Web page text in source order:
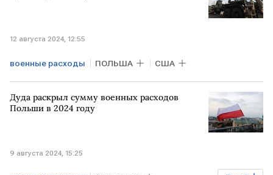
12 августа 2024, 12:55
военные расходы ПОЛЬША США
Дуда раскрыл сумму военных расходов
Польши в 2024 году
9 августа 2024, 15:25